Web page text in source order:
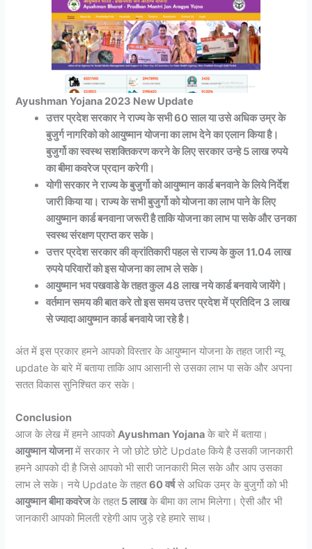
Ayushman Yojana 2023 New Update
उत्तर प्रदेश सरकार ने राज्य के सभी 60 साल या उसे अधिक उम्र के
बुजुर्ग नागरिको को आयुष्मान योजना का लाभ देने का एलान किया है।
बुजुर्गो का स्वस्थ सशक्तिकरण करने के लिए सरकार उन्हे 5 लाख रुपये
का बीमा कवरेज प्रदान करेगी।
योगी सरकार ने राज्य के बुजुर्गो को आयुष्मान कार्ड बनवाने के लिये निर्देश
जारी किया या। राज्य के सभी बुजुर्गो को योजना का लाभ पाने के लिए
आयुष्मान कार्ड बनवाना जरूरी है ताकि योजना का लाभ पा सके और उनका
स्वस्थ संरक्षण प्राप्त कर सके।
उत्तर प्रदेश सरकार की क्रांतिकारी पहल से राज्य के कुल 11.04 लाख
रुपये परिवारों को इस योजना का लाभ ले सके।
आयुष्मान भव पखवाडे के तहत कुल 48 लाख नये कार्ड बनवाये जायेंगे।
वर्तमान समय की बात करे तो इस समय उत्तर प्रदेश में प्रतिदिन 3 लाख
से ज्यादा आयुष्मान कार्ड बनवाये जा रहे है।
अंत में इस प्रकार हमने आपको विस्तार के आयुष्मान योजना के तहत जारी न्यू
update के बारे में बताया ताकि आप आसानी से उसका लाभ पा सके और अपना
सतत विकास सुनिश्चित कर सके।
Conclusion
आज के लेख में हमने आपकोAyushman Yojana के बारे में बताया।
आयुष्मान योजनामें सरकार ने जो छोटे छोटे Update किये है उसकी जानकारी
हमने आपको दी है जिसे आपको भी सारी जानकारी मिल सके और आप उसका
लाभ ले सके। नये Update के तहत60 वर्षसे अधिक उम्र के बुजुर्गो को भी
आयुष्मान बीमा कवरेजके तहत5 लाखके बीमा का लाभ मिलेगा। ऐसी और भी
जानकारी आपको मिलती रहेगी आप जुड़े रहे हमारे साथ।